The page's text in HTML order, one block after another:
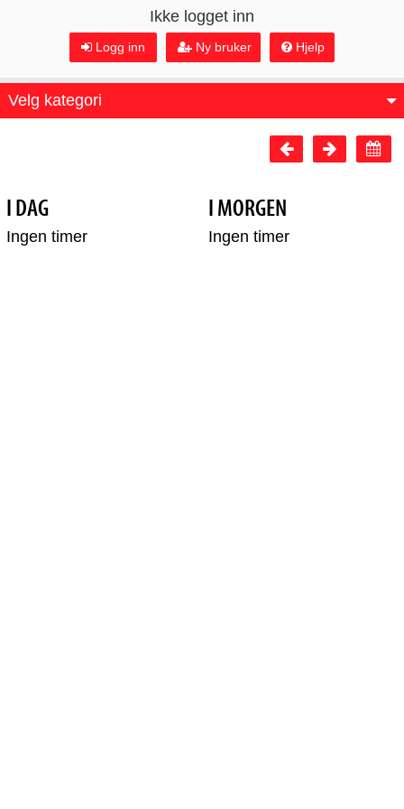
Ikke logget inn
Logg inn Ny bruker Hjelp
Velg kategori
I DAG
Ingen timer
I MORGEN
Ingen timer